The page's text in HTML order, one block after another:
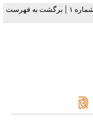
|برگشت به فهرست